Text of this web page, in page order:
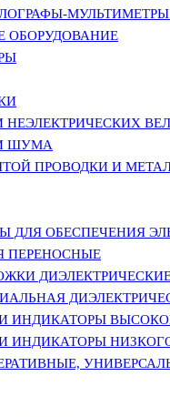
ОБОРУДОВАНИЕ
НЕЭЛЕКТРИЧЕСКИХ
ШУМА
ПРОВОДКИ И
ДЛЯ ОБЕСПЕЧЕНИЯ
ПЕРЕНОСНЫЕ
ИНДИКАТОРЫ
ИНДИКАТОРЫ